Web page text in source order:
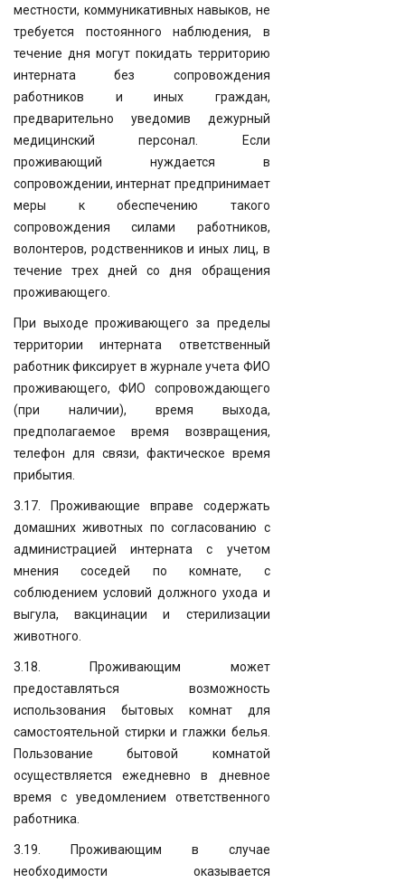
местности, коммуникативных навыков, не
требуется постоянного наблюдения, в
течение дня могут покидать территорию
интерната без сопровождения
работников и иных граждан,
предварительно уведомив дежурный
медицинский персонал. Если
проживающий нуждается в
сопровождении, интернат предпринимает
меры к обеспечению такого
сопровождения силами работников,
волонтеров, родственников и иных лиц, в
течение трех дней со дня обращения
проживающего.
При выходе проживающего за пределы
территории интерната ответственный
работник фиксирует в журнале учета ФИО
проживающего, ФИО сопровождающего
(при наличии), время выхода,
предполагаемое время возвращения,
телефон для связи, фактическое время
прибытия.
3.17. Проживающие вправе содержать
домашних животных по согласованию с
администрацией интерната с учетом
мнения соседей по комнате, с
соблюдением условий должного ухода и
выгула, вакцинации и стерилизации
животного.
3.18. Проживающим может
предоставляться возможность
использования бытовых комнат для
самостоятельной стирки и глажки белья.
Пользование бытовой комнатой
осуществляется ежедневно в дневное
время с уведомлением ответственного
работника.
3.19. Проживающим в случае
необходимости оказывается